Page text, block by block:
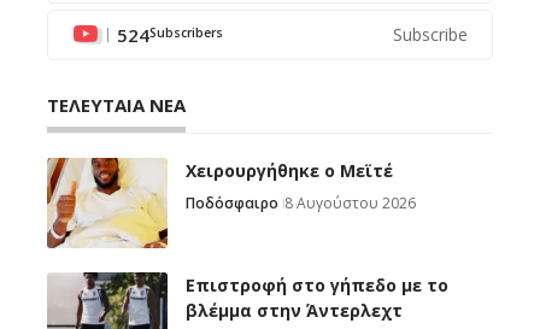
524Subscribers Subscribe
ΤΕΛΕΥΤΑΙΑ ΝΕΑ
Χειρουργήθηκε ο Μεϊτέ
Ποδόσφαιρο 8 Αυγούστου 2026
Επιστροφή στο γήπεδο με το
βλέμμα στην Άντερλεχτ